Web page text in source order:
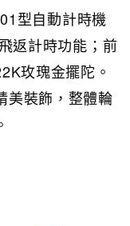
型自動計時機
返計時功能；前
玫瑰金擺陀。
美裝飾，整體輪